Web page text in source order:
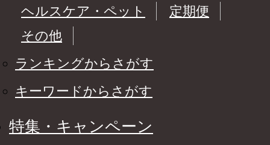
ヘルスケア・ペット
定期便
その他
ランキングからさがす
キーワードからさがす
特集・キャンペーン